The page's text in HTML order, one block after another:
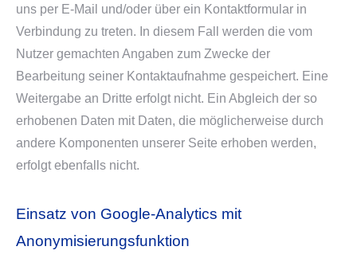
uns per E-Mail und/oder über ein Kontaktformular in
Verbindung zu treten. In diesem Fall werden die vom
Nutzer gemachten Angaben zum Zwecke der
Bearbeitung seiner Kontaktaufnahme gespeichert. Eine
Weitergabe an Dritte erfolgt nicht. Ein Abgleich der so
erhobenen Daten mit Daten, die möglicherweise durch
andere Komponenten unserer Seite erhoben werden,
erfolgt ebenfalls nicht.
Einsatz von Google-Analytics mit
Anonymisierungsfunktion